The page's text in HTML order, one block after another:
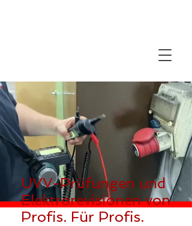
UVV-Prüfungen und
Elektrorevisionen von
Profis. Für Profis.